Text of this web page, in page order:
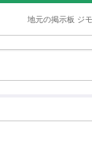
地元の掲示板 ジ